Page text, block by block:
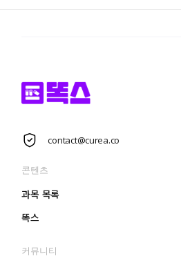
contact@curea.co
콘텐츠
과목 목록
똑스
커뮤니티